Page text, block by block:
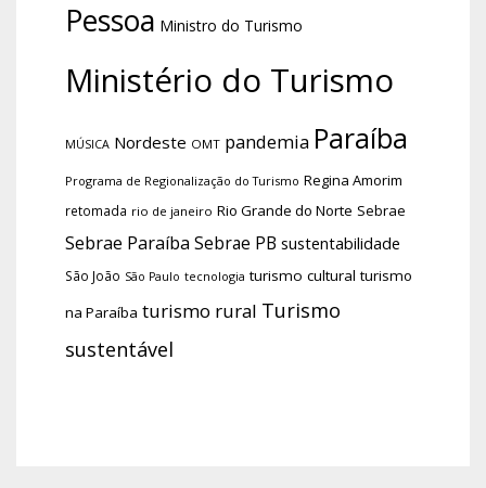
Pessoa Ministro do Turismo
Ministério do Turismo
MÚSICA Nordeste OMT pandemia Paraíba
Programa de Regionalização do Turismo Regina Amorim
retomada rio de janeiro Rio Grande do Norte Sebrae
Sebrae Paraíba Sebrae PB sustentabilidade
São João São Paulo tecnologia turismo cultural turismo
na Paraíba turismo rural Turismo
sustentável